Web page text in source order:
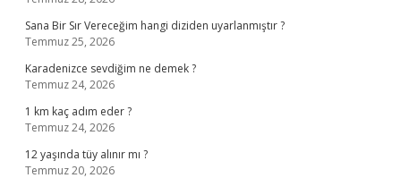
Sana Bir Sır Vereceğim hangi diziden uyarlanmıştır ?
Temmuz 25, 2026
Karadenizce sevdiğim ne demek ?
Temmuz 24, 2026
1 km kaç adım eder ?
Temmuz 24, 2026
12 yaşında tüy alınır mı ?
Temmuz 20, 2026